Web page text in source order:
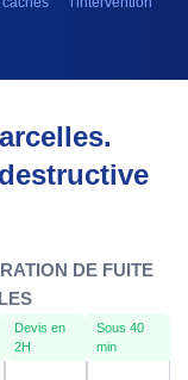
DE FUITE
Devis en
2H
Sous 40
min